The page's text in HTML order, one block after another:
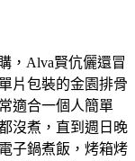
，Alva賢伉儷還冒
片包裝的金園排骨
適合一個人簡單
沒煮，直到週日晚
子鍋煮飯，烤箱烤